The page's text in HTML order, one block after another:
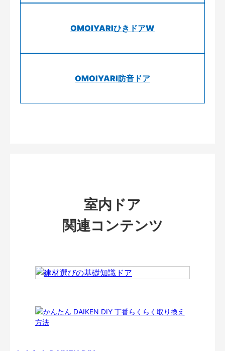
OMOIYARIひきドアW
OMOIYARI防音ドア
室内ドア
関連コンテンツ